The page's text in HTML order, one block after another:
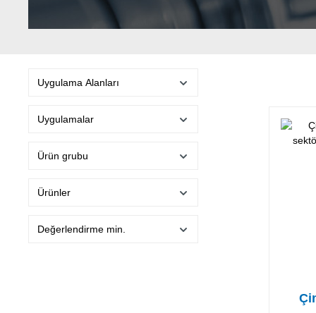
Uygulama Alanları
Uygulamalar
Ürün grubu
Ürünler
Değerlendirme min.